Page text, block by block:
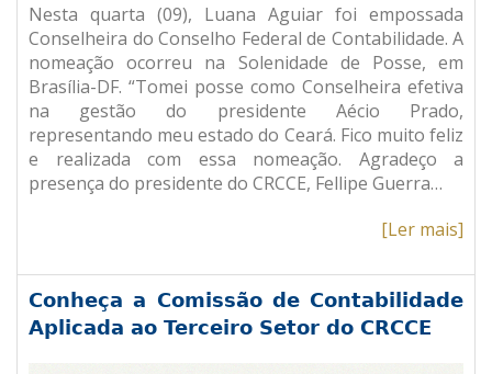
Nesta quarta (09), Luana Aguiar foi empossada
Conselheira do Conselho Federal de Contabilidade. A
nomeação ocorreu na Solenidade de Posse, em
Brasília-DF. “Tomei posse como Conselheira efetiva
na gestão do presidente Aécio Prado,
representando meu estado do Ceará. Fico muito feliz
e realizada com essa nomeação. Agradeço a
presença do presidente do CRCCE, Fellipe Guerra…
[Ler mais]
Conheça a Comissão de Contabilidade
Aplicada ao Terceiro Setor do CRCCE